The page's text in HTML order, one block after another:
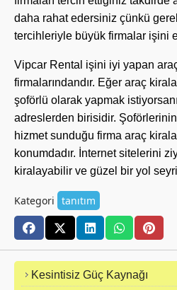
daha rahat edersiniz çünkü
tercihleriyle büyük firmalar işini
Vipcar Rental işini iyi yapan
firmalarındandır. Eğer araç
şoförlü olarak yapmak
adreslerden birisidir.
hizmet sunduğu firma araç
konumdadır. İnternet sitelerini
kiralayabilir ve güzel bir yol
Kategori tanıtım
Kesintisiz Güç Kaynağı